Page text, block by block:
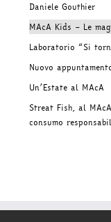
Daniele Gouthier
MAcA Kids – Le
Laboratorio “Si
Nuovo
Un’Estate al MAcA
Streat Fish, al
consumo